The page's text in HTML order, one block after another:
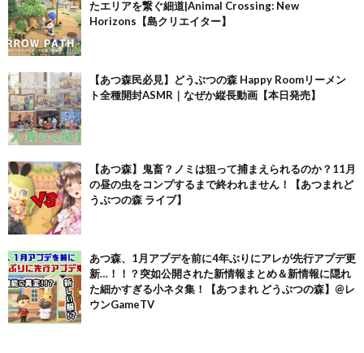
たエリアを繋ぐ細道|Animal Crossing: New
Horizons【島クリエイター】
【あつ森民必見】どうぶつの森 Happy Roomリーメン
ト全種開封ASMR｜なぜか縦長動画【本日発売】
【あつ森】鬼畜？ノミは狙って捕まえられるのか？11月
の昼の虫をコンプするまで終われません！【あつまれど
うぶつの森 ライブ】
あつ森、1月アプデを前に4年ぶりにアレが先行アプデ更
新…！！？突如公開された新情報まとめ＆新情報に隠れ
た細かすぎる小ネタ集！【あつまれ どうぶつの森】@レ
ウンGameTV